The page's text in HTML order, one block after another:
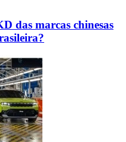
das marcas chinesas